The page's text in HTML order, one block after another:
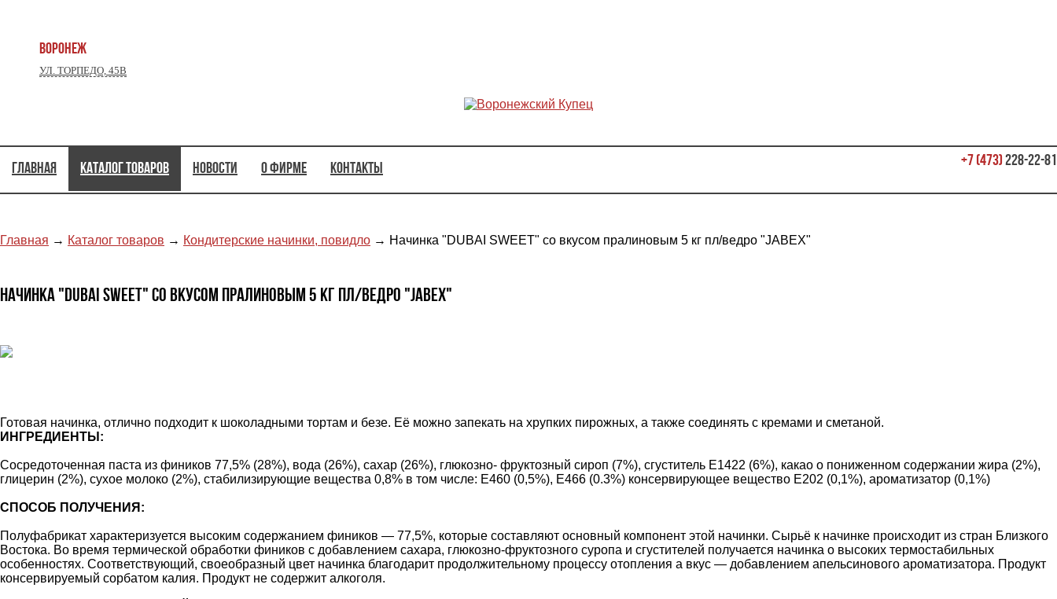
ВОРОНЕЖ
УЛ. ТОРПЕДО, 45В
+7 (473) 228-22-81
Главная Каталог товаров Новости О фирме Контакты
Главная → Каталог товаров → Кондитерские начинки, повидло → Начинка "DUBAI SWEET" со вкусом пралиновым 5 кг пл/ведро "JABEX"
Начинка "DUBAI SWEET" со вкусом пралиновым 5 кг пл/ведро "JABEX"
Готовая начинка, отлично подходит к шоколадными тортам и безе. Её можно запекать на хрупких пирожных, а также соединять с кремами и сметаной.
ИНГРЕДИЕНТЫ:
Сосредоточенная паста из фиников 77,5% (28%), вода (26%), сахар (26%), глюкозно- фруктозный сироп (7%), сгуститель Е1422 (6%), какао о пониженном содержании жира (2%),
глицерин (2%), сухое молоко (2%), стабилизирующие вещества 0,8% в том числе: Е460 (0,5%), Е466 (0.3%) консервирующее вещество Е202 (0,1%), ароматизатор (0,1%)
CПОСОБ ПОЛУЧЕНИЯ:
Полуфабрикат характеризуется высоким содержанием фиников — 77,5%, которые составляют основный компонент этой начинки. Сырьё к начинке происходит из стран Близкого
Востока. Во время термической обработки фиников с добавлением сахара, глюкозно-фруктозного суропа и сгустителей получается начинка о высоких термостабильных
особенностях. Соответствующий, своеобразный цвет начинка благодарит продолжительному процессу отопления а вкус — добавлением апельсинового ароматизатора. Продукт
консервируемый сорбатом калия. Продукт не содержит алкоголя.